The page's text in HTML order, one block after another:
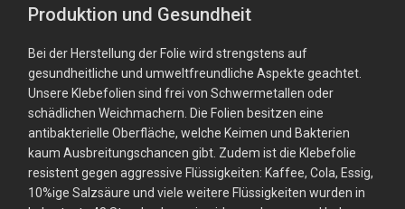
Produktion und Gesundheit
Bei der Herstellung der Folie wird strengstens auf
gesundheitliche und umweltfreundliche Aspekte geachtet.
Unsere Klebefolien sind frei von Schwermetallen oder
schädlichen Weichmachern. Die Folien besitzen eine
antibakterielle Oberfläche, welche Keimen und Bakterien
kaum Ausbreitungschancen gibt. Zudem ist die Klebefolie
resistent gegen aggressive Flüssigkeiten: Kaffee, Cola, Essig,
10%ige Salzsäure und viele weitere Flüssigkeiten wurden in